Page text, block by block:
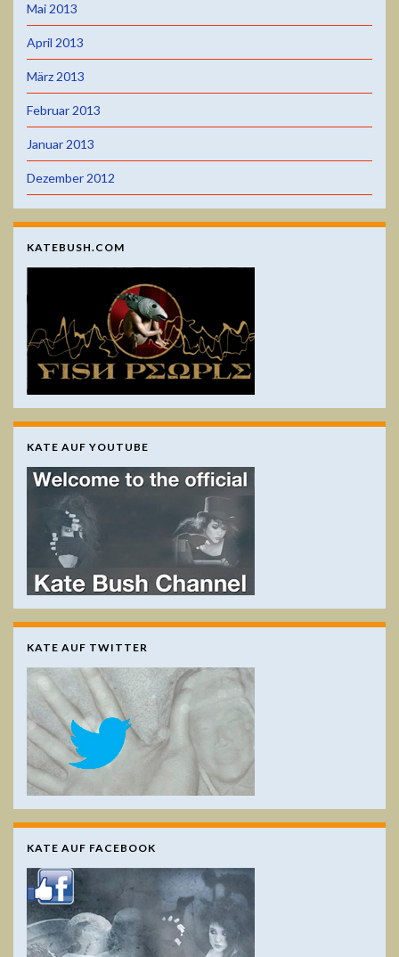
Mai 2013
April 2013
März 2013
Februar 2013
Januar 2013
Dezember 2012
KATEBUSH.COM
KATE AUF YOUTUBE
KATE AUF TWITTER
KATE AUF FACEBOOK